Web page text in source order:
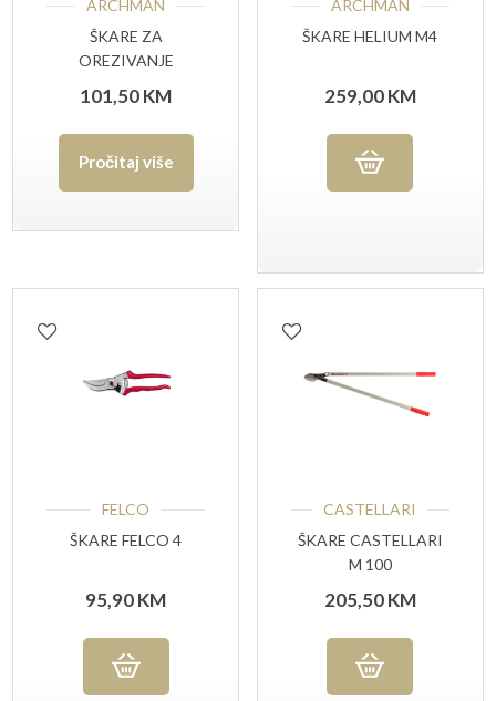
ARCHMAN
ŠKARE ZA
OREZIVANJE
101,50KM
Pročitaj više
ARCHMAN
ŠKARE HELIUM M4
259,00KM
FELCO
ŠKARE FELCO 4
95,90KM
CASTELLARI
ŠKARE CASTELLARI
M 100
205,50KM